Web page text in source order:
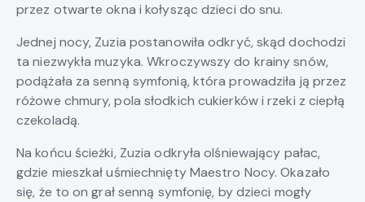
przez otwarte okna i kołysząc dzieci do snu.
Jednej nocy, Zuzia postanowiła odkryć, skąd dochodzi
ta niezwykła muzyka. Wkroczywszy do krainy snów,
podążała za senną symfonią, która prowadziła ją przez
różowe chmury, pola słodkich cukierków i rzeki z ciepłą
czekoladą.
Na końcu ścieżki, Zuzia odkryła olśniewający pałac,
gdzie mieszkał uśmiechnięty Maestro Nocy. Okazało
się, że to on grał senną symfonię, by dzieci mogły